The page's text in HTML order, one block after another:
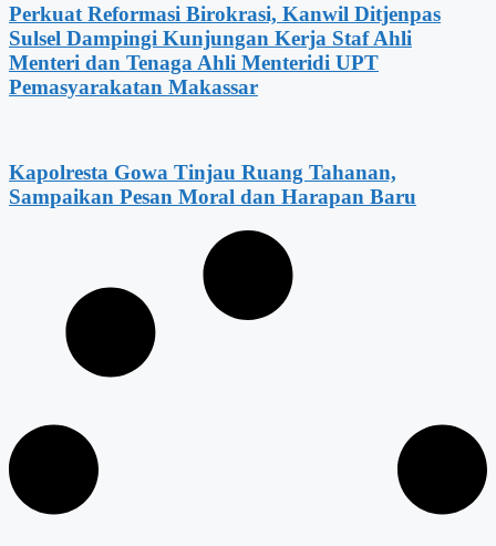
Perkuat Reformasi Birokrasi, Kanwil Ditjenpas
Sulsel Dampingi Kunjungan Kerja Staf Ahli
Menteri dan Tenaga Ahli Menteridi UPT
Pemasyarakatan Makassar
Kapolresta Gowa Tinjau Ruang Tahanan,
Sampaikan Pesan Moral dan Harapan Baru